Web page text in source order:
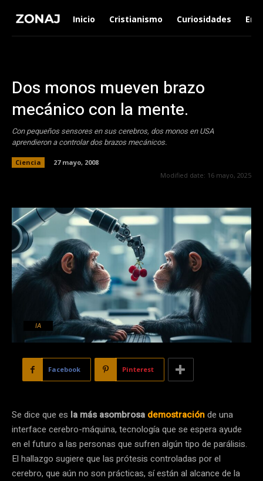
Inicio Cristianismo Curiosidades
Dos monos mueven brazo
mecánico con la mente.
Con pequeños sensores en sus cerebros, dos monos en USA
aprendieron a controlar dos brazos mecánicos.
Ciencia
27 mayo, 2008
Modified date: 16 mayo, 2025
IA
Facebook Pinterest
Se dice que es la más asombrosa demostraciónde una
interface cerebro-máquina, tecnología que se espera ayude
en el futuro a las personas que sufren algún tipo de parálisis.
El hallazgo sugiere que las prótesis controladas por el
cerebro, que aún no son prácticas, sí están al alcance de la